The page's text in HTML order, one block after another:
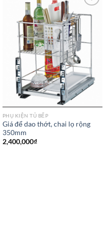
Add to
wishlist
PHỤ KIỆN TỦ BẾP
Giá để dao thớt, chai lọ rộng
350mm
2,400,000₫